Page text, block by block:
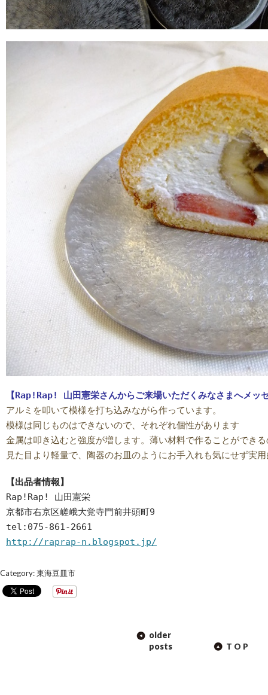
【Rap!Rap! 山田憲栄さんからご来場いただくみなさまへメッ
アルミを叩いて模様を打ち込みながら作っています。
模様は同じものはできないので、それぞれ個性があります
金属は叩き込むと強度が増します。薄い材料で作ることができ
見た目より軽量で、陶器のお皿のようにお手入れも気にせず実
【出品者情報】
Rap!Rap! 山田憲栄
京都市右京区嵯峨大覚寺門前井頭町9
tel:075-861-2661
http://raprap-n.blogspot.jp/
Category:東海豆皿市
older
posts
TOP